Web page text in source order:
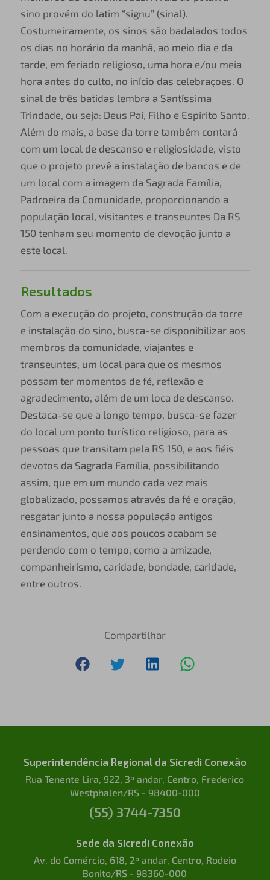
sino provém do latim “signu” (sinal).
Costumeiramente, os sinos são badalados todos
os dias no horário da manhã, ao meio dia e da
tarde, em feriado religioso, uma hora e/ou meia
hora antes do culto, no início das celebraçoes. O
sinal de três batidas lembra a Santíssima
Trindade, ou seja: Deus Pai, Filho e Espírito Santo.
Além do mais, a base da torre também contará
com um local de descanso e religiosidade, visto
que o projeto prevê a instalação de bancos e de
um local com a imagem da Sagrada Família,
Padroeira da Comunidade, proporcionando a
população local, visitantes e transeuntes Da RS
150 tenham seu momento de devoção junto a
este local.
Resultados
Com a execução do projeto, construção da torre
e instalação do sino, busca-se disponibilizar aos
membros da comunidade, viajantes e
transeuntes, um local para que os mesmos
possam ter momentos de fé, reflexão e
agradecimento, além de um loca de descanso.
Destaca-se que a longo tempo, busca-se fazer
do local um ponto turístico religioso, para as
pessoas que transitam pela RS 150, e aos fiéis
devotos da Sagrada Família, possibilitando
assim, que em um mundo cada vez mais
globalizado, possamos através da fé e oração,
resgatar junto a nossa população antigos
ensinamentos, que aos poucos acabam se
perdendo com o tempo, como a amizade,
companheirismo, caridade, bondade, caridade,
entre outros.
Compartilhar
Superintendência Regional da Sicredi Conexão
Rua Tenente Lira, 922, 3º andar, Centro, Frederico
Westphalen/RS - 98400-000
(55) 3744-7350
Sede da Sicredi Conexão
Av. do Comércio, 618, 2º andar, Centro, Rodeio
Bonito/RS - 98360-000